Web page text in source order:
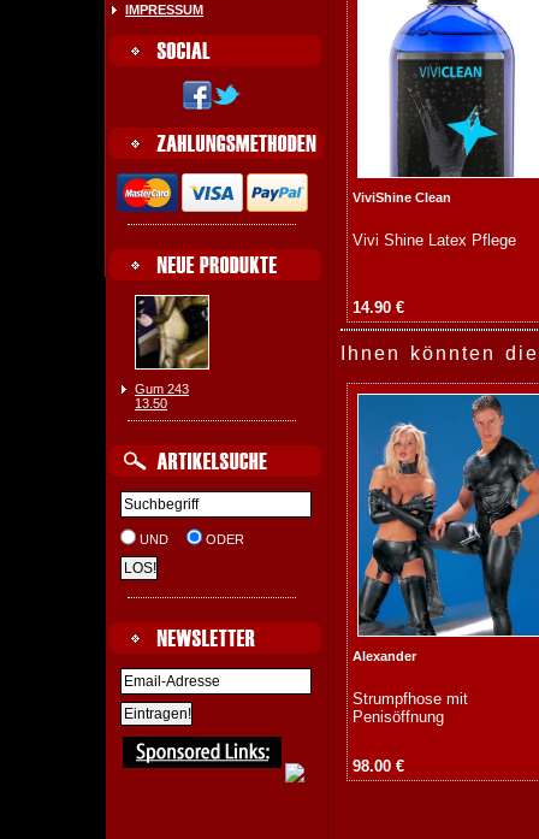
IMPRESSUM
Gum 243
13.50
UND ODER
ViviShine Clean
Vivi Shine Latex Pflege
14.90 €
Ihnen könnten
Alexander
Strumpfhose mit
Penisöffnung
98.00 €